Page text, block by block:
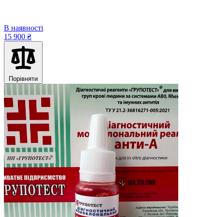
В наявності
15 900 ₴
Порівняти